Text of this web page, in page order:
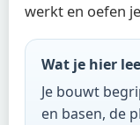
werkt en oefen
Wat je hier
Je bouwt
en basen, de